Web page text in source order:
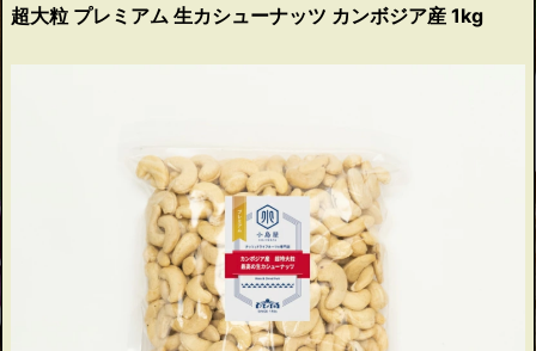
超大粒 プレミアム 生カシューナッツ カンボジア産 1kg